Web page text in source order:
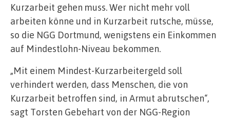
Kurzarbeit gehen muss. Wer nicht mehr voll
arbeiten könne und in Kurzarbeit rutsche, müsse,
so die NGG Dortmund, wenigstens ein Einkommen
auf Mindestlohn-Niveau bekommen.
„Mit einem Mindest-Kurzarbeitergeld soll
verhindert werden, dass Menschen, die von
Kurzarbeit betroffen sind, in Armut abrutschen“,
sagt Torsten Gebehart von der NGG-Region